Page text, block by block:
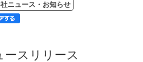
ニュース・お知らせ
ースリリース